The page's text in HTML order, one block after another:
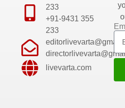
233
+91-9431 355
233
livevarta.com